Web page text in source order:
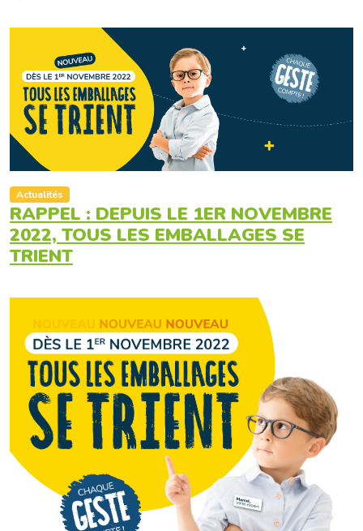
Actualités
RAPPEL : DEPUIS LE 1ER NOVEMBRE
2022, TOUS LES EMBALLAGES SE
TRIENT